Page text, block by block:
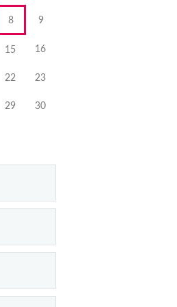
8 9
15 16
22 23
29 30